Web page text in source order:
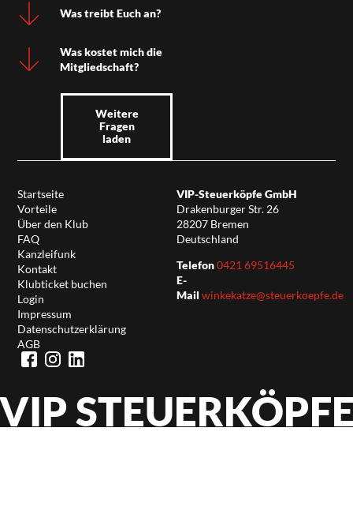
Was treibt Euch an?
Was kostet mich die
Mitgliedschaft?
Weitere
Fragen
laden
Startseite
Vorteile
Über den Klub
FAQ
Kanzleifunk
Kontakt
Klubticket buchen
Login
Impressum
Datenschutzerklärung
AGB
VIP-Steuerköpfe GmbH
Drakenburger Str. 26
28207 Bremen
Deutschland
Telefon0421 69516445
E-
Mail winkekatze@steuerkoepfe.de